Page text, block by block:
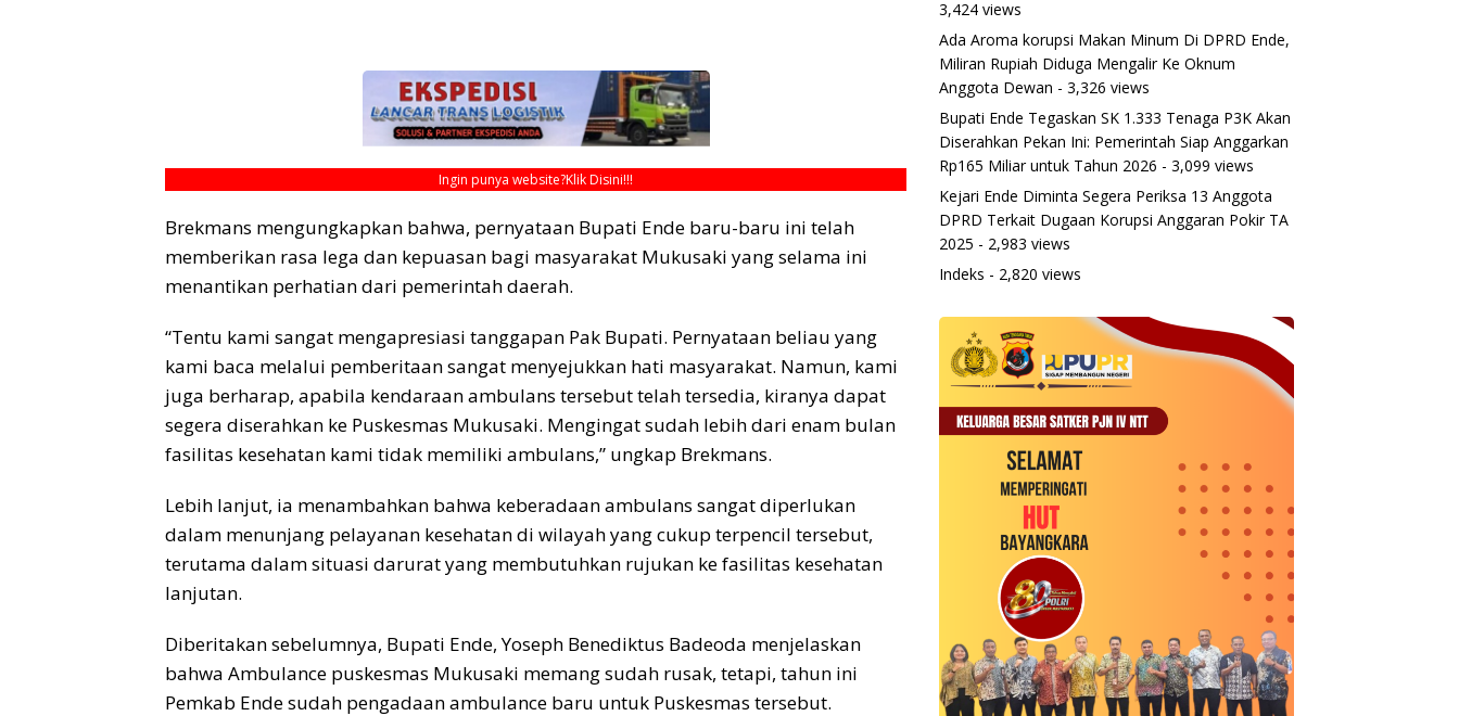
Ingin punya website?Klik Disini!!!
Brekmans mengungkapkan bahwa, pernyataan Bupati Ende baru-baru ini telah
memberikan rasa lega dan kepuasan bagi masyarakat Mukusaki yang selama ini
menantikan perhatian dari pemerintah daerah.
“Tentu kami sangat mengapresiasi tanggapan Pak Bupati. Pernyataan beliau yang
kami baca melalui pemberitaan sangat menyejukkan hati masyarakat. Namun, kami
juga berharap, apabila kendaraan ambulans tersebut telah tersedia, kiranya dapat
segera diserahkan ke Puskesmas Mukusaki. Mengingat sudah lebih dari enam bulan
fasilitas kesehatan kami tidak memiliki ambulans,” ungkap Brekmans.
Lebih lanjut, ia menambahkan bahwa keberadaan ambulans sangat diperlukan
dalam menunjang pelayanan kesehatan di wilayah yang cukup terpencil tersebut,
terutama dalam situasi darurat yang membutuhkan rujukan ke fasilitas kesehatan
lanjutan.
Diberitakan sebelumnya, Bupati Ende, Yoseph Benediktus Badeoda menjelaskan
bahwa Ambulance puskesmas Mukusaki memang sudah rusak, tetapi, tahun ini
Pemkab Ende sudah pengadaan ambulance baru untuk Puskesmas tersebut.
3,424 views
Ada Aroma korupsi Makan Minum Di DPRD Ende,
Miliran Rupiah Diduga Mengalir Ke Oknum
Anggota Dewan - 3,326 views
Bupati Ende Tegaskan SK 1.333 Tenaga P3K Akan
Diserahkan Pekan Ini: Pemerintah Siap Anggarkan
Rp165 Miliar untuk Tahun 2026 - 3,099 views
Kejari Ende Diminta Segera Periksa 13 Anggota
DPRD Terkait Dugaan Korupsi Anggaran Pokir TA
2025 - 2,983 views
Indeks - 2,820 views